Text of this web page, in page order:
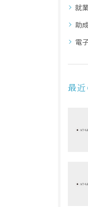
就
助
電
最